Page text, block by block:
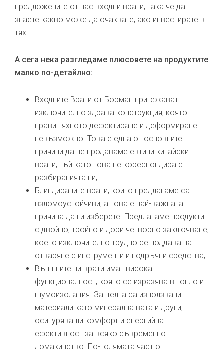
предложените от нас входни врати, така че да
знаете какво може да очаквате, ако инвестирате в
тях.
А сега нека разгледаме плюсовете на продуктите
малко по-детайлно:
Входните Врати от Борман притежават
изключително здрава конструкция, която
прави тяхното дефектиране и деформиране
невъзможно. Това е една от основните
причини да не продаваме евтини китайски
врати, тъй като това не кореспондира с
разбиранията ни;
Блиндираните врати, които предлагаме са
взломоустойчиви, а това е най-важната
причина да ги изберете. Предлагаме продукти
с двойно, тройно и дори четворно заключване,
което изключително трудно се поддава на
отваряне с инструменти и подръчни средства;
Външните ни врати имат висока
функционалност, която се изразява в топло и
шумоизолация. За целта са използвани
материали като минерална вата и други,
осигуряващи комфорт и енергийна
ефективност за всяко съвременно
домакинство. По-голямата част от